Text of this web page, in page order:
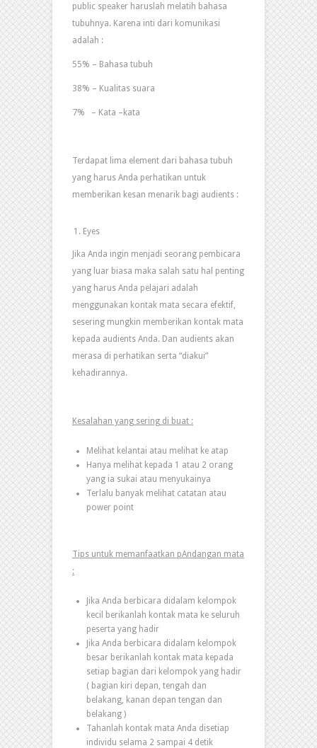
public speaker haruslah melatih bahasa
tubuhnya. Karena inti dari komunikasi
adalah :
55% – Bahasa tubuh
38% – Kualitas suara
7% – Kata –kata
Terdapat lima element dari bahasa tubuh
yang harus Anda perhatikan untuk
memberikan kesan menarik bagi audients :
Eyes
Jika Anda ingin menjadi seorang pembicara
yang luar biasa maka salah satu hal penting
yang harus Anda pelajari adalah
menggunakan kontak mata secara efektif,
sesering mungkin memberikan kontak mata
kepada audients Anda. Dan audients akan
merasa di perhatikan serta “diakui”
kehadirannya.
Kesalahan yang sering di buat :
Melihat kelantai atau melihat ke atap
Hanya melihat kepada 1 atau 2 orang
yang ia sukai atau menyukainya
Terlalu banyak melihat catatan atau
power point
Tips untuk memanfaatkan pAndangan mata
:
Jika Anda berbicara didalam kelompok
kecil berikanlah kontak mata ke seluruh
peserta yang hadir
Jika Anda berbicara didalam kelompok
besar berikanlah kontak mata kepada
setiap bagian dari kelompok yang hadir
( bagian kiri depan, tengah dan
belakang, kanan depan tengan dan
belakang )
Tahanlah kontak mata Anda disetiap
individu selama 2 sampai 4 detik